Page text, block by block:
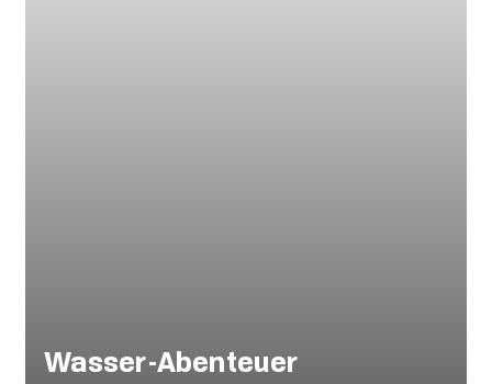
Wasser-Abenteuer